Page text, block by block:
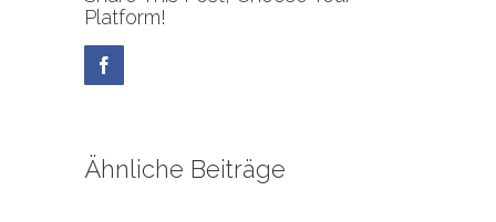
Platform!
Ähnliche Beiträge